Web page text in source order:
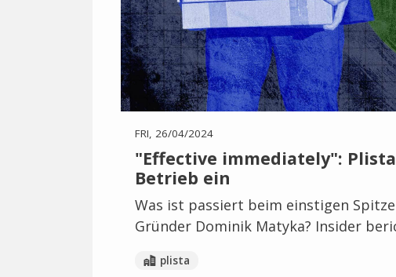
FRI, 26/04/2024
"Effective immediately":
Betrieb ein
Was ist passiert beim einstigen
Gründer Dominik Matyka? Insider
plista